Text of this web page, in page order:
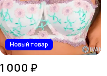
Новый товар
1 000 ₽